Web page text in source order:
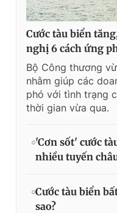
Cước tàu biển
nghị 6 cách ứng
Bộ Công thương
nhằm giúp các
phó với tình trạng
thời gian vừa qua.
'Cơn sốt' cước
nhiều tuyến
Cước tàu biển
sao?